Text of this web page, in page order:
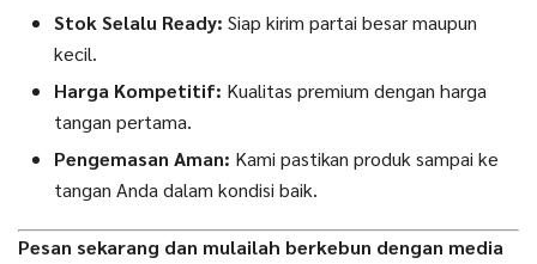
Stok Selalu Ready: Siap kirim partai besar maupun
kecil.
Harga Kompetitif: Kualitas premium dengan harga
tangan pertama.
Pengemasan Aman: Kami pastikan produk sampai ke
tangan Anda dalam kondisi baik.
Pesan sekarang dan mulailah berkebun dengan media